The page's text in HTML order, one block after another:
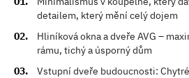
detailem, který mění celý dojem
Hliníková okna a dveře AVG –
rámu, tichý a úsporný dům
Vstupní dveře budoucnosti: